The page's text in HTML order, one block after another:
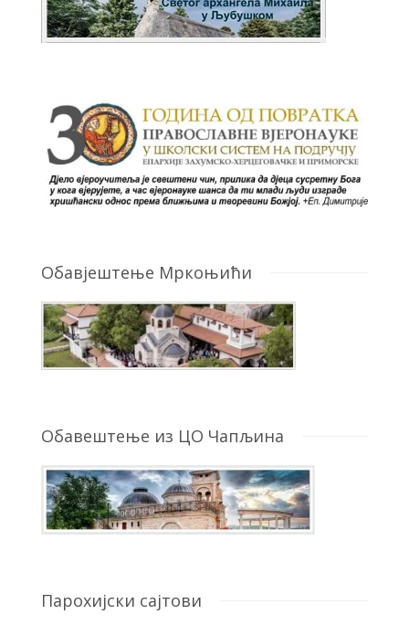
Обавјештење Мркоњићи
Обавештење из ЦО Чапљина
Парохијски сајтови